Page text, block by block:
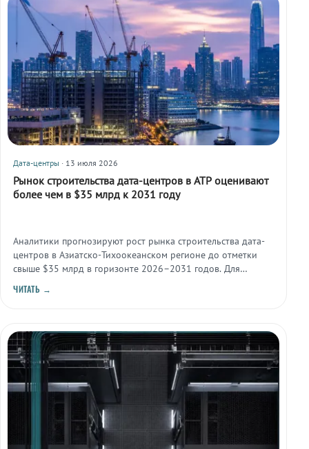
Дата-центры · 13 июля 2026
Рынок строительства дата-центров в АТР оценивают
более чем в $35 млрд к 2031 году
Аналитики прогнозируют рост рынка строительства дата-
центров в Азиатско-Тихоокеанском регионе до отметки
свыше $35 млрд в горизонте 2026–2031 годов. Для
означает устойчивый спрос на решения для новых
ЧИТАТЬ →